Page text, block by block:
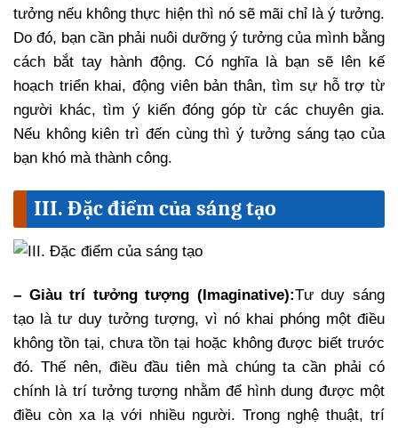
tưởng nếu không thực hiện thì nó sẽ mãi chỉ là ý tưởng.
Do đó, bạn cần phải nuôi dưỡng ý tưởng của mình bằng
cách bắt tay hành động. Có nghĩa là bạn sẽ lên kế
hoạch triển khai, động viên bản thân, tìm sự hỗ trợ từ
người khác, tìm ý kiến đóng góp từ các chuyên gia.
Nếu không kiên trì đến cùng thì ý tưởng sáng tạo của
bạn khó mà thành công.
III. Đặc điểm của sáng tạo
– Giàu trí tưởng tượng (Imaginative):Tư duy sáng
tạo là tư duy tưởng tượng, vì nó khai phóng một điều
không tồn tại, chưa tồn tại hoặc không được biết trước
đó. Thế nên, điều đầu tiên mà chúng ta cần phải có
chính là trí tưởng tượng nhằm để hình dung được một
điều còn xa lạ với nhiều người. Trong nghệ thuật, trí